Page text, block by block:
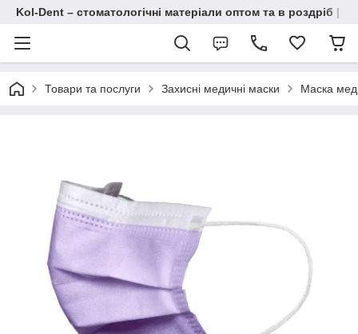
Kol-Dent – ​​стоматологічні матеріали оптом та в роздріб |
Товари та послуги Захисні медичні маски Маска